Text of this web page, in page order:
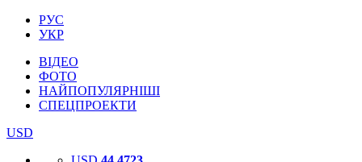
РУС
УКР
ВІДЕО
ФОТО
НАЙПОПУЛЯРНІШІ
СПЕЦПРОЕКТИ
USD